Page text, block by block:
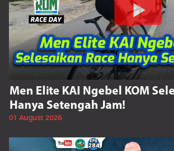
Men Elite KAI Ngebel KOM
Hanya Setengah Jam!
01 August 2026